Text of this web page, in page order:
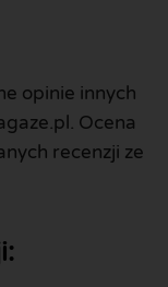
opinie innych
Ocena
recenzji ze